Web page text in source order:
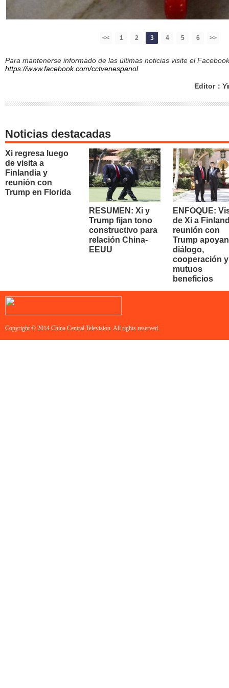
<< 1 2 3 4 5 6 >>
Para mantenerse informado de las últimas noticias visite el
https://www.facebook.com/cctvenespanol
Editor：
Noticias destacadas
Xi regresa luego
de visita a
Finlandia y
reunión con
Trump en Florida
RESUMEN: Xi y
Trump fijan tono
constructivo para
relación China-
EEUU
ENFOQUE:
de Xi a
reunión con
Trump apoyan
diálogo,
cooperación y
mutuos
beneficios
Copyright © 2014 China Central Television. All rights reserved.